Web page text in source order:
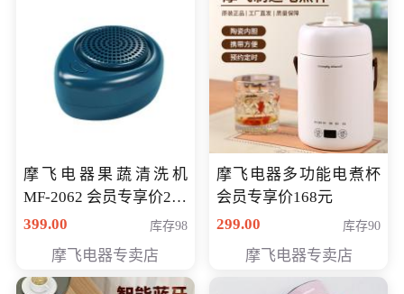
摩飞电器果蔬清洗机
MF-2062 会员专享价268
元
399.00 库存98
摩飞电器专卖店
摩飞电器多功能电煮杯
会员专享价168元
299.00
库存90
摩飞电器专卖店